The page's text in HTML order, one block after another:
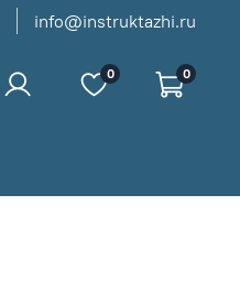
info@instruktazhi.ru
0 0